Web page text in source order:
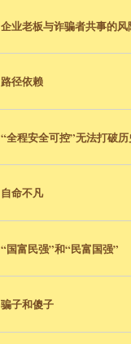
企业老板与诈骗者共事的风
路径依赖
“全程安全可控”无法打破
自命不凡
“国富民强”和“民富国强”
骗子和傻子